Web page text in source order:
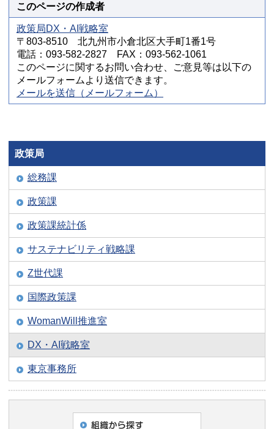
このページの作成者
政策局DX・AI戦略室
〒803-8510 北九州市小倉北区大手町1番1号
電話：093-582-2827 FAX：093-562-1061
このページに関するお問い合わせ、ご意見等は以下の
メールフォームより送信できます。
メールを送信（メールフォーム）
政策局
総務課
政策課
政策課統計係
サステナビリティ戦略課
Z世代課
国際政策課
WomanWill推進室
DX・AI戦略室
東京事務所